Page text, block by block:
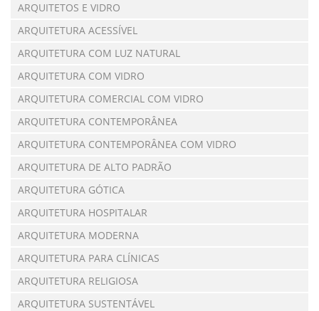
ARQUITETOS E VIDRO
ARQUITETURA ACESSÍVEL
ARQUITETURA COM LUZ NATURAL
ARQUITETURA COM VIDRO
ARQUITETURA COMERCIAL COM VIDRO
ARQUITETURA CONTEMPORÂNEA
ARQUITETURA CONTEMPORÂNEA COM VIDRO
ARQUITETURA DE ALTO PADRÃO
ARQUITETURA GÓTICA
ARQUITETURA HOSPITALAR
ARQUITETURA MODERNA
ARQUITETURA PARA CLÍNICAS
ARQUITETURA RELIGIOSA
ARQUITETURA SUSTENTÁVEL